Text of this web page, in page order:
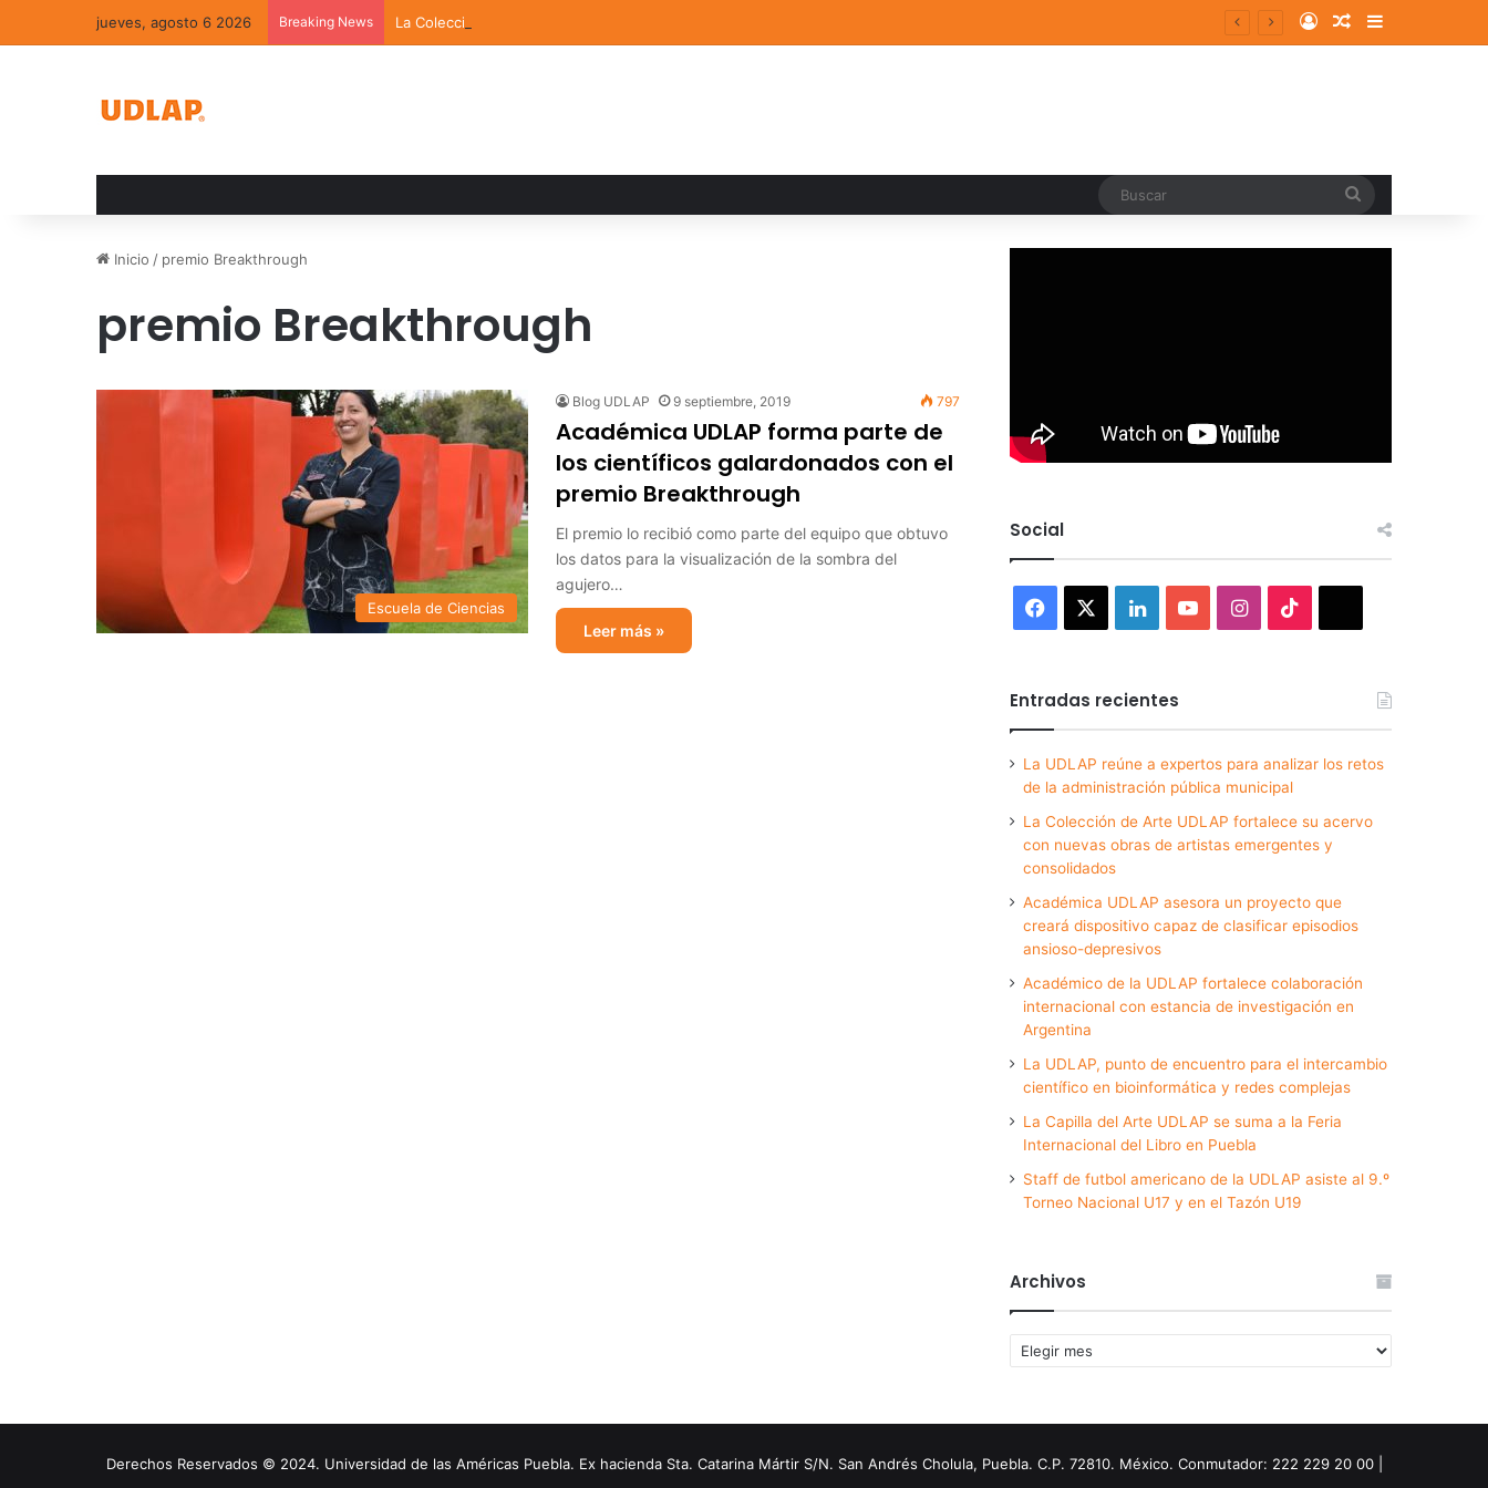
jueves, agosto 6 2026 Breaking News La Colección de Arte UDLAP fortalece su acervo con nuevas obras de artistas emergentes y consolidados Log InRandom Article
Sidebar
Inicio / premio Breakthrough
premio Breakthrough
Escuela de Ciencias
Blog UDLAP 9 septiembre, 2019 797
Académica UDLAP forma parte de
los científicos galardonados con el
premio Breakthrough
El premio lo recibió como parte del equipo que obtuvo
los datos para la visualización de la sombra del
agujero…
Leer más »
Social
Facebook LinkedInYouTubeInstagram
Entradas recientes
La UDLAP reúne a expertos para analizar los retos
de la administración pública municipal
La Colección de Arte UDLAP fortalece su acervo
con nuevas obras de artistas emergentes y
consolidados
Académica UDLAP asesora un proyecto que
creará dispositivo capaz de clasificar episodios
ansioso-depresivos
Académico de la UDLAP fortalece colaboración
internacional con estancia de investigación en
Argentina
La UDLAP, punto de encuentro para el intercambio
científico en bioinformática y redes complejas
La Capilla del Arte UDLAP se suma a la Feria
Internacional del Libro en Puebla
Staff de futbol americano de la UDLAP asiste al 9.º
Torneo Nacional U17 y en el Tazón U19
Archivos
Archivos
Derechos Reservados © 2024. Universidad de las Américas Puebla. Ex hacienda Sta. Catarina Mártir S/N. San Andrés Cholula, Puebla. C.P. 72810. México. Conmutador: 222 229 20 00 |